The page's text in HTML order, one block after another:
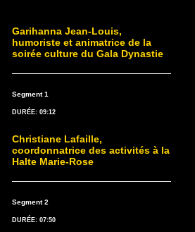
Garihanna Jean-Louis,
humoriste et animatrice de la
soirée culture du Gala Dynastie
Segment 1
DURÉE: 09:12
Christiane Lafaille,
coordonnatrice des activités à la
Halte Marie-Rose
Segment 2
DURÉE: 07:50